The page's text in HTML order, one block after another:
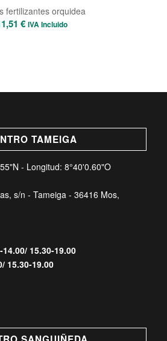
fertilizantes orquidea
€ IVA Incluido
TAMEIGA
- Longitud: 8°40'0.60"O
s/n - Tameiga - 36416 Mos,
15.30-19.00
15.30-19.00